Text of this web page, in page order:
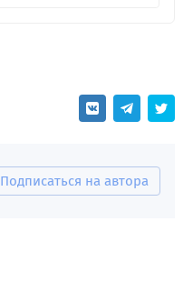
Подписаться на автора